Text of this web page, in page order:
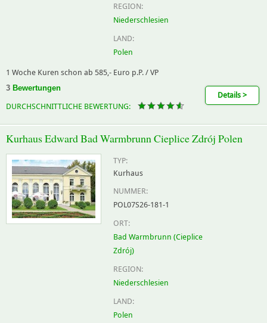
REGION:
Niederschlesien
LAND:
Polen
1 Woche Kuren schon ab 585,- Euro p.P. / VP
3 Bewertungen
DURCHSCHNITTLICHE BEWERTUNG:
Details >
Kurhaus Edward Bad Warmbrunn Cieplice Zdrój Polen
TYP:
Kurhaus
NUMMER:
POL07S26-181-1
ORT:
Bad Warmbrunn (Cieplice
Zdrój)
REGION:
Niederschlesien
LAND:
Polen